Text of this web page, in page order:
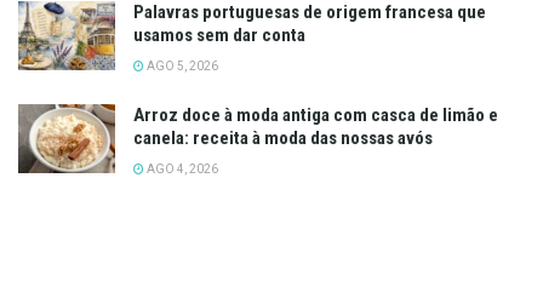
Palavras portuguesas de origem francesa que
usamos sem dar conta
AGO 5, 2026
Arroz doce à moda antiga com casca de limão e
canela: receita à moda das nossas avós
AGO 4, 2026